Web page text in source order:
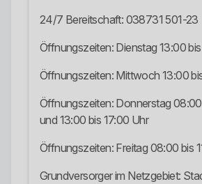
24/7 Bereitschaft: 038731 501-23
Öffnungszeiten: Dienstag 13:00
Öffnungszeiten: Mittwoch 13:00
Öffnungszeiten: Donnerstag
und 13:00 bis 17:00 Uhr
Öffnungszeiten: Freitag 08:00 bis
Grundversorger im Netzgebiet: